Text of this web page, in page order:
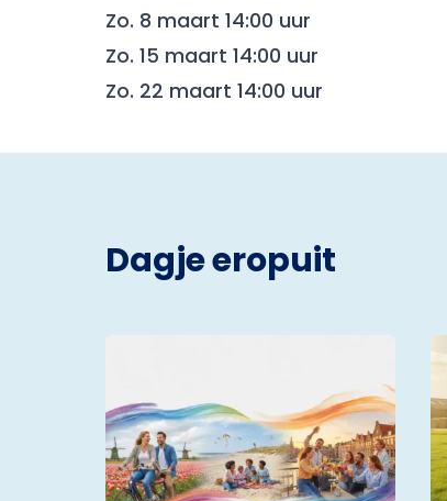
Zo. 8 maart 14:00 uur
Zo. 15 maart 14:00 uur
Zo. 22 maart 14:00 uur
Dagje eropuit